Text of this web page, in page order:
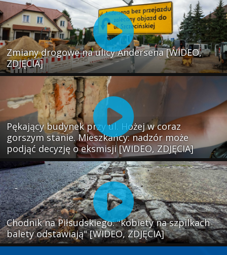
Zmiany drogowe na ulicy Andersena [WIDEO,
ZDJĘCIA]
Pękający budynek przy ul. Hożej w coraz
gorszym stanie. Mieszkańcy: nadzór może
podjąć decyzję o eksmisji [WIDEO, ZDJĘCIA]
Chodnik na Piłsudskiego: "kobiety na szpilkach
balety odstawiają" [WIDEO, ZDJĘCIA]